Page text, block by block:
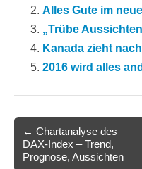
Alles Gute im
„Trübe
Kanada zieht
2016 wird alles
Post
navigation
← Chartanalyse des
DAX-Index – Trend,
Prognose, Aussichten